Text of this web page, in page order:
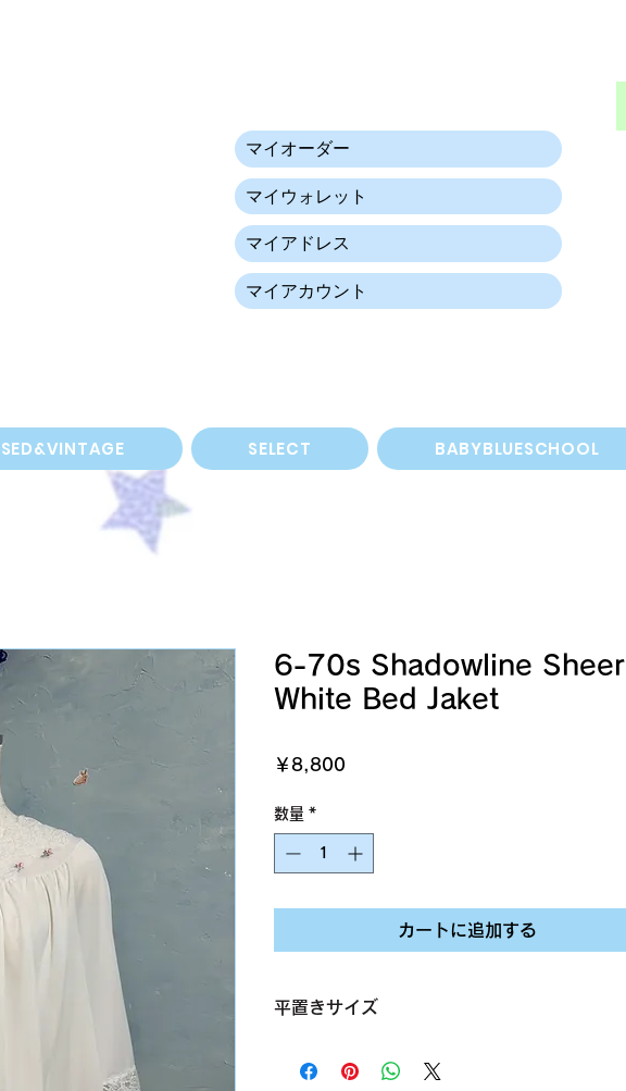
マイオーダー
マイウォレット
マイアドレス
マイアカウント
SELECT BABYBLUESCHOOL
6-70s Shadowline Sheer
White Bed Jaket
￥8,800
数量 *
カートに追加する
平置きサイズ
バスト・身幅 55cmくらい